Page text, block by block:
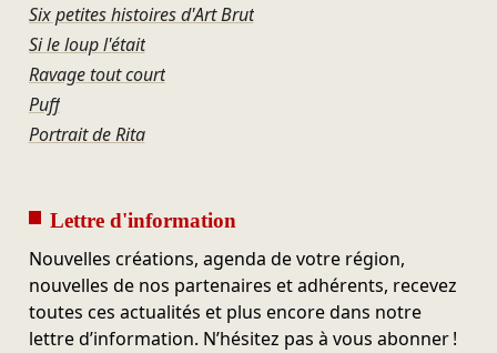
Six petites histoires d'Art Brut
Si le loup l'était
Ravage tout court
Puff
Portrait de Rita
Lettre d'information
Nouvelles créations, agenda de votre région,
nouvelles de nos partenaires et adhérents, recevez
toutes ces actualités et plus encore dans notre
lettre d’information. N’hésitez pas à vous abonner !